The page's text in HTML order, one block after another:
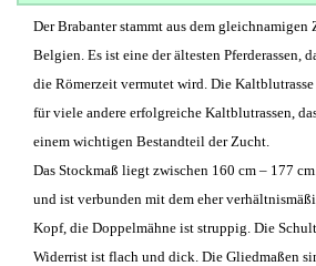
Der Brabanter stammt aus dem
Belgien. Es ist eine der ältesten Pferderassen,
die Römerzeit vermutet wird. Die Kaltblutrasse
für viele andere erfolgreiche Kaltblutrassen,
einem wichtigen Bestandteil der Zucht.
Das Stockmaß liegt zwischen 160 cm – 177
und ist verbunden mit dem eher
Kopf, die Doppelmähne ist struppig. Die
Widerrist ist flach und dick. Die Gliedmaßen